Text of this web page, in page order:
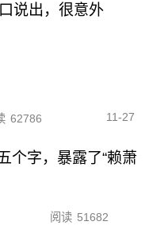
说出，很意外
62786 11-27
个字，暴露了“赖萧
阅读 51682